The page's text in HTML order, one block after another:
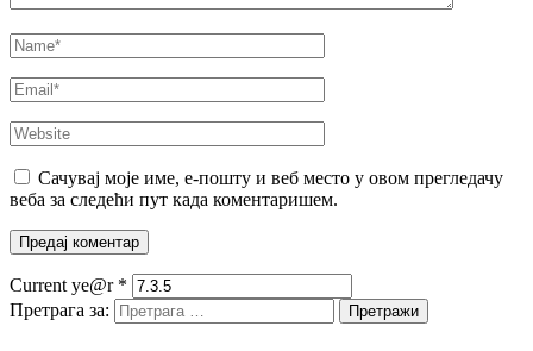
Сачувај моје име, е-пошту и веб место у овом прегледачу
веба за следећи пут када коментаришем.
Current ye@r *
Претрага за: